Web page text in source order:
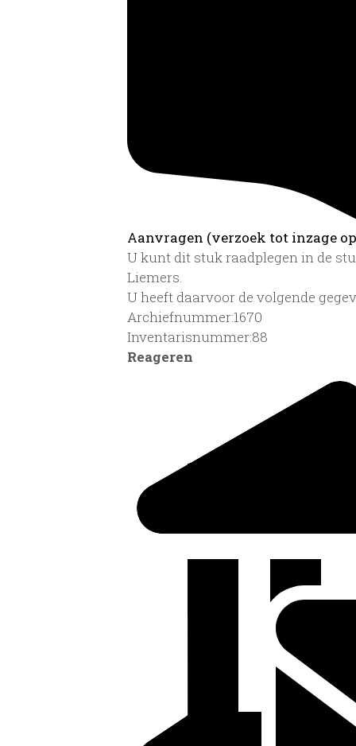
Aanvragen (verzoek tot inzage
U kunt dit stuk raadplegen in de
Liemers.
U heeft daarvoor de volgende
Archiefnummer:1670
Inventarisnummer:88
Reageren